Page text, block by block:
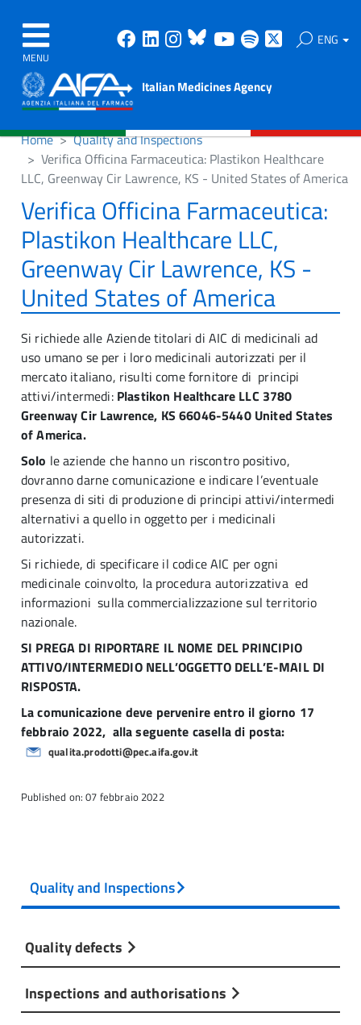
MENU
Facebook
Linkedin
Instagram
Bluesky
Youtube
Spotify ENG
Italian Medicines Agency
Home
Quality and Inspections
Verifica Officina Farmaceutica: Plastikon Healthcare
LLC, Greenway Cir Lawrence, KS - United States of America
Verifica Officina Farmaceutica:
Plastikon Healthcare LLC,
Greenway Cir Lawrence, KS -
United States of America
Si richiede alle Aziende titolari di AIC di medicinali ad
uso umano se per i loro medicinali autorizzati per il
mercato italiano, risulti come fornitore di principi
attivi/intermedi: Plastikon Healthcare LLC 3780
Greenway Cir Lawrence, KS 66046-5440 United States
of America.
Solo le aziende che hanno un riscontro positivo,
dovranno darne comunicazione e indicare l’eventuale
presenza di siti di produzione di principi attivi/intermedi
alternativi a quello in oggetto per i medicinali
autorizzati.
Si richiede, di specificare il codice AIC per ogni
medicinale coinvolto, la procedura autorizzativa ed
informazioni sulla commercializzazione sul territorio
nazionale.
SI PREGA DI RIPORTARE IL NOME DEL PRINCIPIO
ATTIVO/INTERMEDIO NELL’OGGETTO DELL’E-MAIL DI
RISPOSTA.
La comunicazione deve pervenire entro il giorno 17
febbraio 2022, alla seguente casella di posta:
qualita.prodotti@pec.aifa.gov.it
Published on: 07 febbraio 2022
Quality and Inspections
Quality defects
Inspections and authorisations